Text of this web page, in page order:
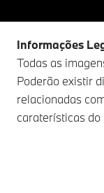
Informações
Todas as
Poderão existir
relacionadas
caraterísticas do